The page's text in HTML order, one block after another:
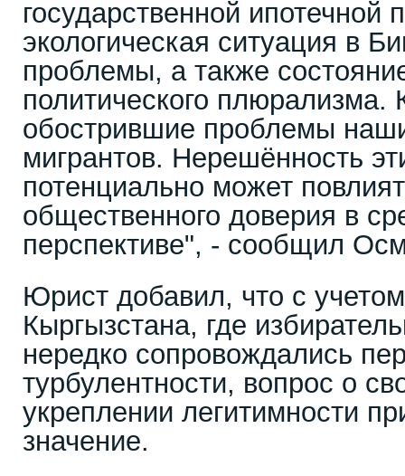
государственной ипотечной
экологическая ситуация в
проблемы, а также
политического
обострившие проблемы
мигрантов. Нерешённость
потенциально может
общественного доверия в
перспективе", - сообщил
Юрист добавил, что с
Кыргызстана, где
нередко сопровождались
турбулентности, вопрос о
укреплении легитимности
значение.